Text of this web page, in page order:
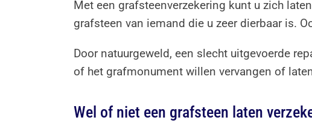
Met een grafsteenverzekering kunt u zich
grafsteen van iemand die u zeer dierbaar is.
Door natuurgeweld, een slecht uitgevoerde
of het grafmonument willen vervangen of
Wel of niet een grafsteen laten